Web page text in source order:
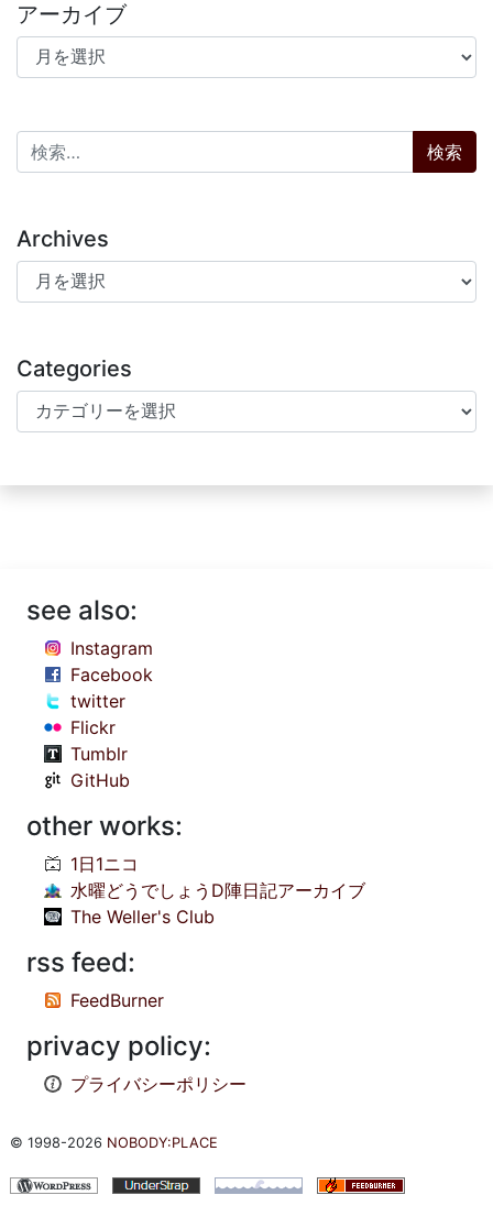
アーカイブ
アーカイブ
検索:
Archives
Archives
Categories
Categories
see also:
Instagram
Facebook
twitter
Flickr
Tumblr
GitHub
other works:
1日1ニコ
水曜どうでしょうD陣日記アーカイブ
The Weller's Club
rss feed:
FeedBurner
privacy policy:
プライバシーポリシー
© 1998-2026 NOBODY:PLACE